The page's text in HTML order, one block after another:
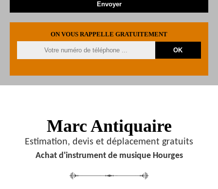
ON VOUS RAPPELLE GRATUITEMENT
Marc Antiquaire
Estimation, devis et déplacement gratuits
Achat d'instrument de musique Hourges